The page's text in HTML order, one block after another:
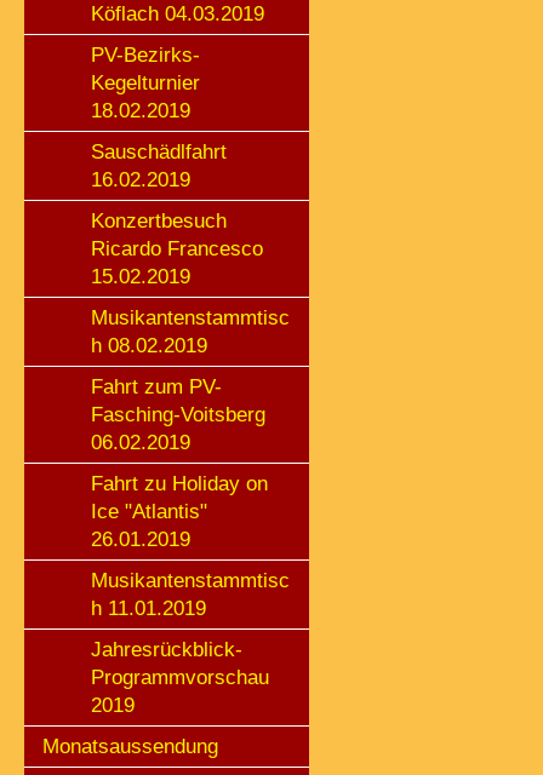
Köflach 04.03.2019
PV-Bezirks-
Kegelturnier
18.02.2019
Sauschädlfahrt
16.02.2019
Konzertbesuch
Ricardo Francesco
15.02.2019
Musikantenstammtisc
h 08.02.2019
Fahrt zum PV-
Fasching-Voitsberg
06.02.2019
Fahrt zu Holiday on
Ice "Atlantis"
26.01.2019
Musikantenstammtisc
h 11.01.2019
Jahresrückblick-
Programmvorschau
2019
Monatsaussendung